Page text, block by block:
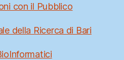
con il Pubblico
della Ricerca di Bari